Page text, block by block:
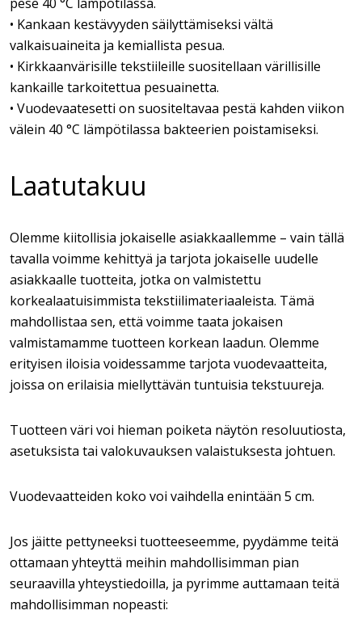
• Kankaan kestävyyden säilyttämiseksi vältä
valkaisuaineita ja kemiallista pesua.
• Kirkkaanvärisille tekstiileille suositellaan värillisille
kankaille tarkoitettua pesuainetta.
• Vuodevaatesetti on suositeltavaa pestä kahden viikon
välein 40 °C lämpötilassa bakteerien poistamiseksi.
Laatutakuu
Olemme kiitollisia jokaiselle asiakkaallemme – vain tällä
tavalla voimme kehittyä ja tarjota jokaiselle uudelle
asiakkaalle tuotteita, jotka on valmistettu
korkealaatuisimmista tekstiilimateriaaleista. Tämä
mahdollistaa sen, että voimme taata jokaisen
valmistamamme tuotteen korkean laadun. Olemme
erityisen iloisia voidessamme tarjota vuodevaatteita,
joissa on erilaisia miellyttävän tuntuisia tekstuureja.
Tuotteen väri voi hieman poiketa näytön resoluutiosta,
asetuksista tai valokuvauksen valaistuksesta johtuen.
Vuodevaatteiden koko voi vaihdella enintään 5 cm.
Jos jäitte pettyneeksi tuotteeseemme, pyydämme teitä
ottamaan yhteyttä meihin mahdollisimman pian
seuraavilla yhteystiedoilla, ja pyrimme auttamaan teitä
mahdollisimman nopeasti: